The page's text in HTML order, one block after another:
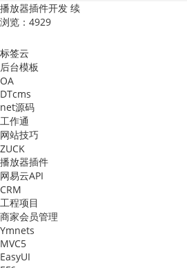
播放器插件开发 续
浏览：4929
标签云
后台模板
OA
DTcms
net源码
工作通
网站技巧
ZUCK
播放器插件
网易云API
CRM
工程项目
商家会员管理
Ymnets
MVC5
EasyUI